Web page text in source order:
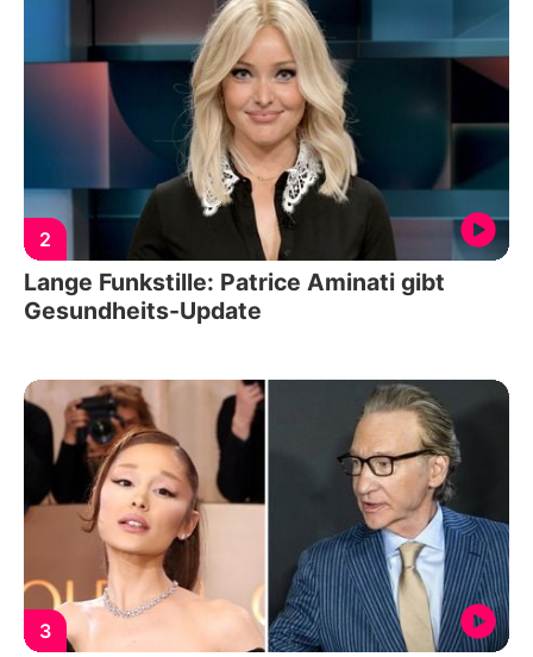
2
Lange Funkstille: Patrice Aminati gibt
Gesundheits-Update
3